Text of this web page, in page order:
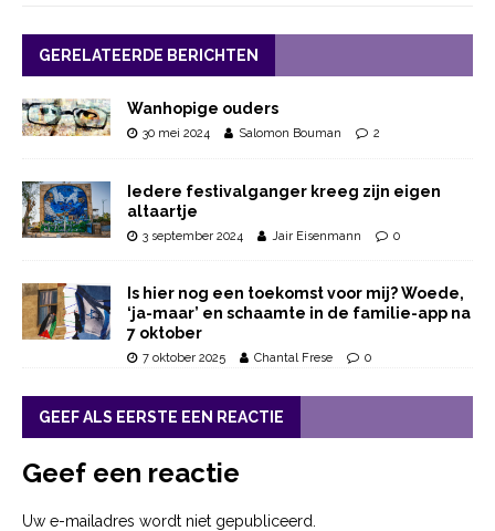
GERELATEERDE BERICHTEN
Wanhopige ouders
30 mei 2024 Salomon Bouman 2
Iedere festivalganger kreeg zijn eigen
altaartje
3 september 2024 Jair Eisenmann 0
Is hier nog een toekomst voor mij? Woede,
‘ja-maar’ en schaamte in de familie-app na
7 oktober
7 oktober 2025 Chantal Frese 0
GEEF ALS EERSTE EEN REACTIE
Geef een reactie
Uw e-mailadres wordt niet gepubliceerd.